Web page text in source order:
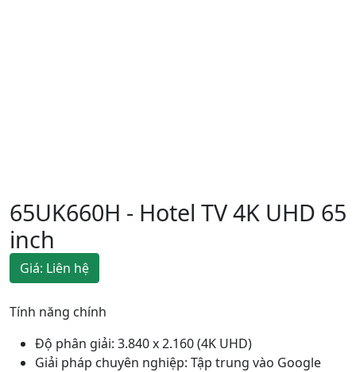
65UK660H - Hotel TV 4K UHD 65
inch
Giá: Liên hệ
Tính năng chính
Độ phân giải: 3.840 x 2.160 (4K UHD)
Giải pháp chuyên nghiệp: Tập trung vào Google